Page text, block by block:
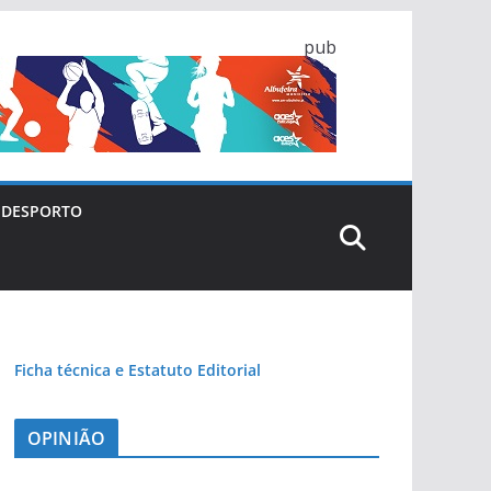
pub
DESPORTO
Ficha técnica e Estatuto Editorial
OPINIÃO